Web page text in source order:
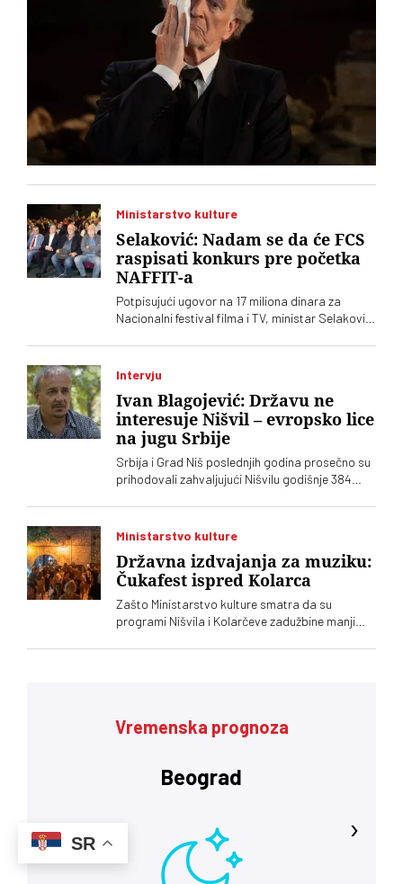
Ministarstvo kulture
Selaković: Nadam se da će FCS
raspisati konkurs pre početka
NAFFIT-a
Potpisujući ugovor na 17 miliona dinara za
Nacionalni festival filma i TV, ministar Selaković
Zlatiboru
Intervju
Ivan Blagojević: Državu ne
interesuje Nišvil – evropsko lice
na jugu Srbije
Srbija i Grad Niš poslednjih godina prosečno su
prihodovali zahvaljujući Nišvilu godišnje 384
Ministarstvo kulture
Državna izdvajanja za muziku:
Čukafest ispred Kolarca
Zašto Ministarstvo kulture smatra da su
programi Nišvila i Kolarčeve zadužbine manji
Vremenska prognoza
Beograd
‹ ›
SR